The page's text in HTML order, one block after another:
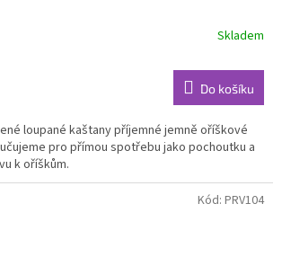
Skladem
Do košíku
loupané kaštany příjemné jemně oříškové
pro přímou spotřebu jako pochoutku a
k oříškům.
Kód: PRV104